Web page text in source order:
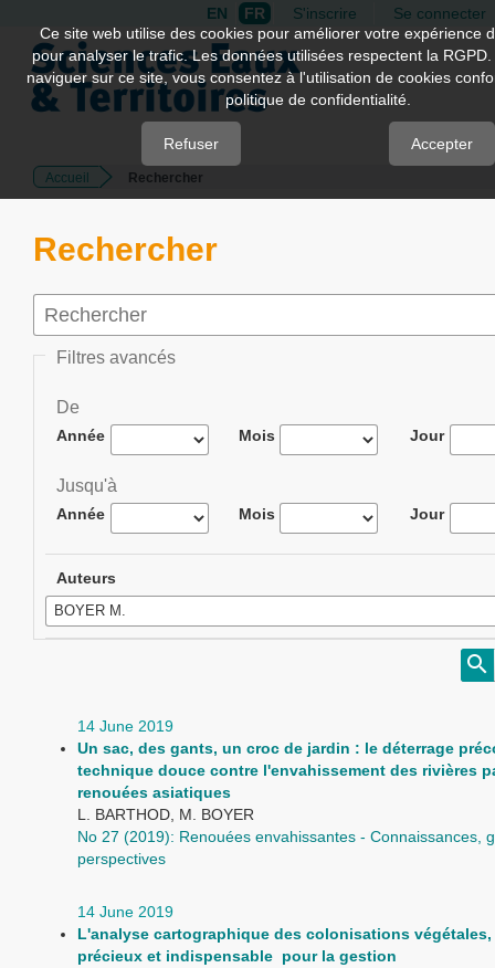
Quick
jump
page
Main
Content
EN FR S'inscrire Se connecter
Accueil Rechercher
Rechercher
Filtres avancés
De
Année Mois Jour
Jusqu'à
Année Mois Jour
Auteurs
14 June 2019
Un sac, des gants, un croc de jardin : le déterrage
technique douce contre l'envahissement des rivières
renouées asiatiques
L. BARTHOD, M. BOYER
No 27 (2019): Renouées envahissantes - Connaissances,
perspectives
14 June 2019
L'analyse cartographique des colonisations
précieux et indispensable pour la gestion
Ce site web utilise des cookies pour améliorer votre expérience
pour analyser le trafic. Les données utilisées respectent la
naviguer sur ce site, vous consentez à l'utilisation de cookies
politique de confidentialité.
Refuser Accepter